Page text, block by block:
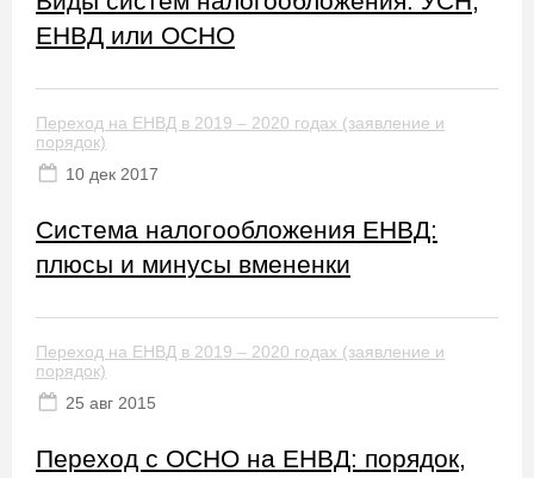
ЕНВД или ОСНО
Переход на ЕНВД в 2019 – 2020 годах (заявление и
порядок)
10 дек 2017
Система налогообложения ЕНВД:
плюсы и минусы вмененки
Переход на ЕНВД в 2019 – 2020 годах (заявление и
порядок)
25 авг 2015
Переход с ОСНО на ЕНВД: порядок,